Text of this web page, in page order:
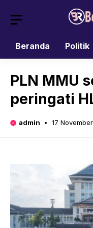
Beranda
Politik
PLN MMU
peringati
admin 17